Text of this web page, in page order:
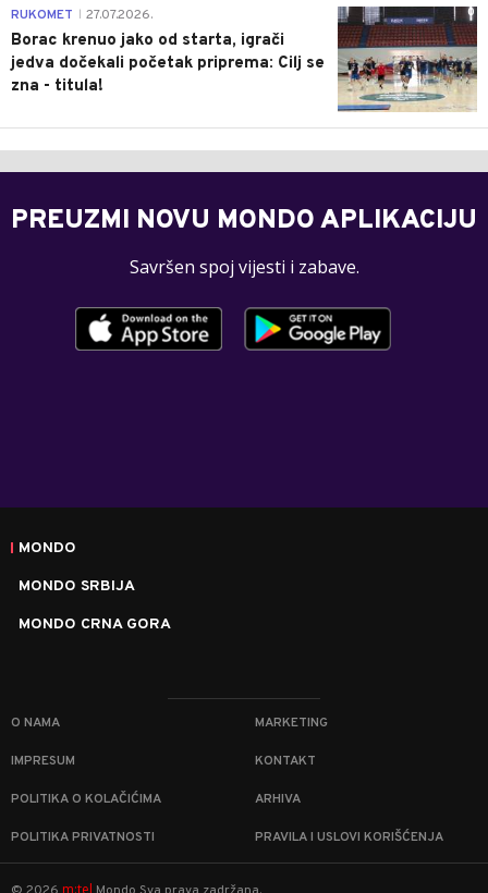
0
RUKOMET 27.07.2026.
Borac krenuo jako od starta, igrači
jedva dočekali početak priprema: Cilj se
zna - titula!
PREUZMI NOVU MONDO APLIKACIJU
Savršen spoj vijesti i zabave.
MONDO
MONDO SRBIJA
MONDO CRNA GORA
O NAMA MARKETING
IMPRESUM KONTAKT
POLITIKA O KOLAČIĆIMA ARHIVA
POLITIKA PRIVATNOSTI PRAVILA I USLOVI KORIŠĆENJA
m:tel